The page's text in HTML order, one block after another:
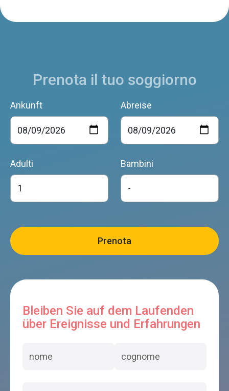
Prenota il tuo soggiorno
Ankunft Abreise
Adulti Bambini
Bleiben Sie auf dem Laufenden
über Ereignisse und Erfahrungen